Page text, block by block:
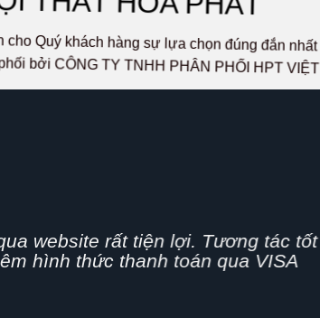
Quý khách hàng sự lựa chọn đúng đắn
bởi CÔNG TY TNHH PHÂN PHỐI HPT
thức bán hàng Online đang dần
tính năng chia sẻ mạng xã hội